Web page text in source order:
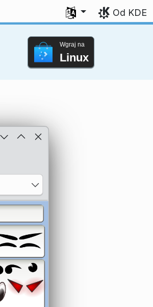
Wybierz swój język
Od KDE
Wgraj na
Linux